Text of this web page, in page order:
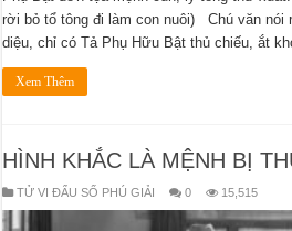
rời bỏ tổ tông đi làm con nuôi) Chú văn nói
diệu, chỉ có Tả Phụ Hữu Bật thủ chiếu, ắt
Xem Thêm
HÌNH KHẮC LÀ MỆNH BỊ
TỬ VI ĐẨU SỐ PHÚ GIẢI 0 15,515